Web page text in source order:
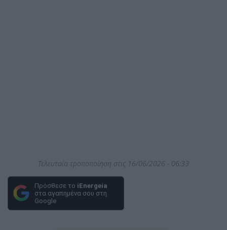
Τελευταία τροποποίηση στις 16/06/2026 - 06:33
Πρόσθεσε το iEnergeia
στα αγαπημένα σου στη
Google